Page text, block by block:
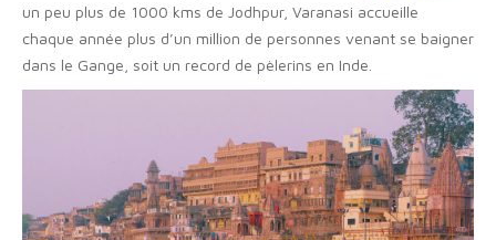
un peu plus de 1000 kms de Jodhpur, Varanasi accueille
chaque année plus d’un million de personnes venant se baigner
dans le Gange, soit un record de pèlerins en Inde.